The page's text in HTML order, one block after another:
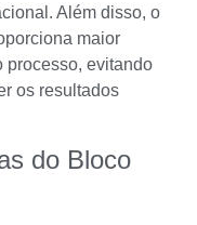
Além disso, o
maior
processo, evitando
os resultados
do Bloco